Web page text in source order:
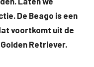
De Beago is een
voortkomt uit de
Retriever.